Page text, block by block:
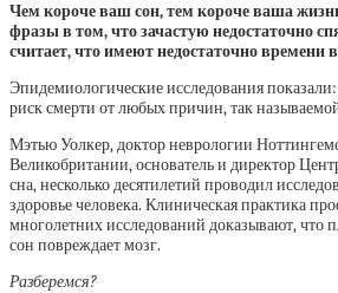
Чем короче ваш сон, тем короче ваша
фразы в том, что зачастую недостаточно
считает, что имеют недостаточно времени
Эпидемиологические исследования
риск смерти от любых причин, так
Мэтью Уолкер, доктор неврологии
Великобритании, основатель и директор
сна, несколько десятилетий проводил
здоровье человека. Клиническая практика
многолетних исследований доказывают, что
сон повреждает мозг.
Разберемся?